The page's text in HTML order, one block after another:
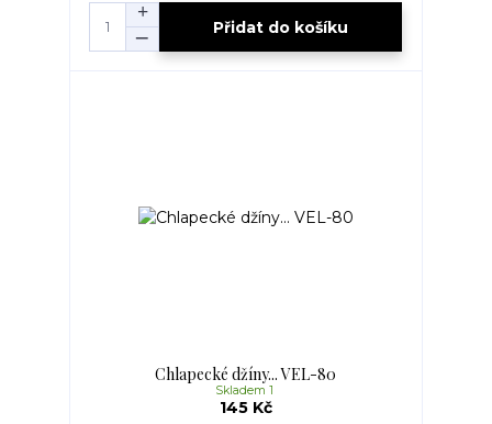
Přidat do košíku
Chlapecké džíny... VEL-80
145 Kč
Skladem 1